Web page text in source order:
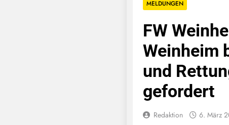
MELDUNGEN
FW
Weinheim
und
gefordert
Redaktion 6. März